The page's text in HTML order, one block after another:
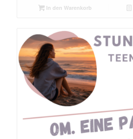
In den Warenkorb